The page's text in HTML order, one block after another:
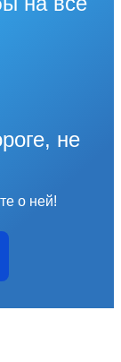
не
о ней!